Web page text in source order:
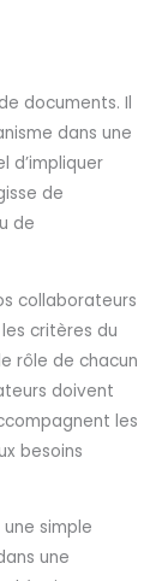
documents. Il
dans une
d’impliquer
de
de
collaborateurs
critères du
rôle de chacun
doivent
les
besoins
simple
une